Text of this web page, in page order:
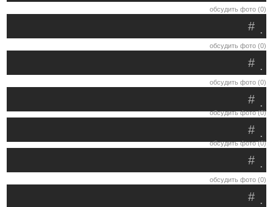
обсудить фото (0)
.
#
обсудить фото (0)
.
#
обсудить фото (0)
.
#
обсудить фото (0)
.
#
обсудить фото (0)
.
#
обсудить фото (0)
.
#